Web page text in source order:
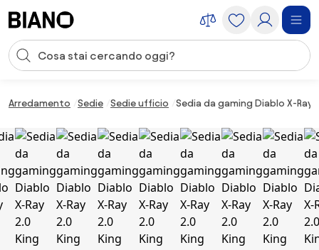
Input della ricerca
Arredamento Sedie Sedie ufficio Sedia da gaming Diablo X-Ray